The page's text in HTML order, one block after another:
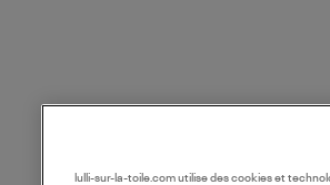
lulli-sur-la-toile.com utilise des cookies et